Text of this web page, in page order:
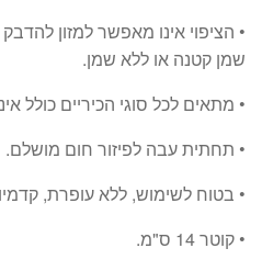
• הציפוי אינו מאפשר למזון
שמן קטנה או ללא שמן.
• מתאים לכל סוגי הכיריים כולל
• תחתית עבה לפיזור חום מושלם.
• בטוח לשימוש, ללא עופרת,
• קוטר 14 ס"מ.